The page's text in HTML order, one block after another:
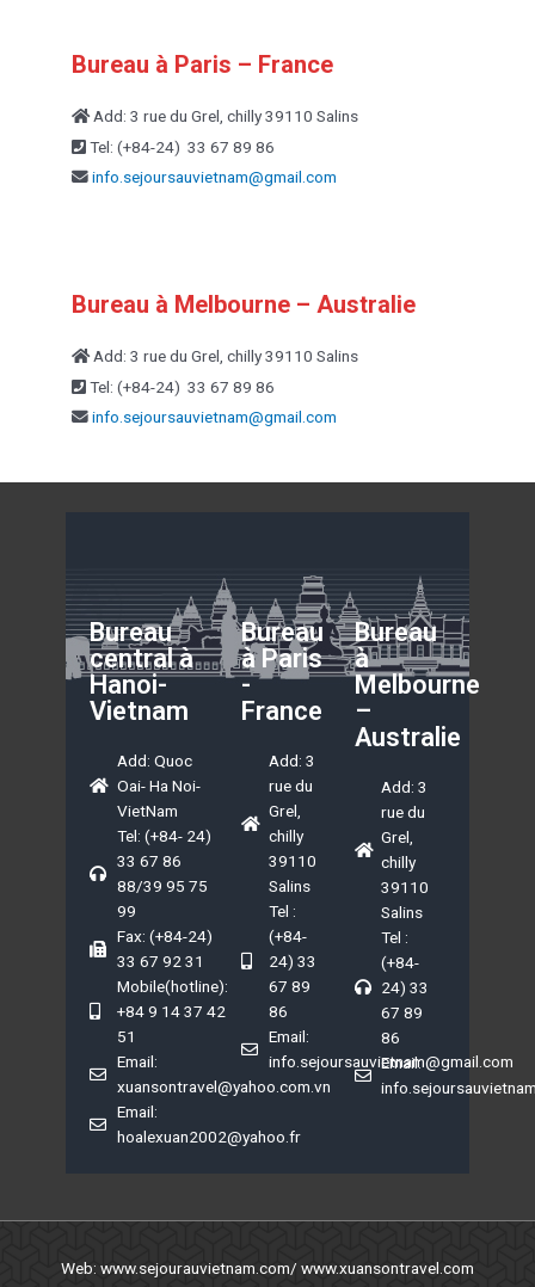
Bureau à Paris – France
Add: 3 rue du Grel, chilly 39110 Salins
Tel: (+84-24) 33 67 89 86
info.sejoursauvietnam@gmail.com
Bureau à Melbourne – Australie
Add: 3 rue du Grel, chilly 39110 Salins
Tel: (+84-24) 33 67 89 86
info.sejoursauvietnam@gmail.com
Bureau
central à
Hanoi-
Vietnam
Add: Quoc
Oai- Ha Noi-
VietNam
Tel: (+84- 24)
33 67 86
88/39 95 75
99
Fax: (+84-24)
33 67 92 31
Mobile(hotline):
+84 9 14 37 42
51
Email:
xuansontravel@yahoo.com.vn
Email:
hoalexuan2002@yahoo.fr
Bureau
à Paris
-
France
Add: 3
rue du
Grel,
chilly
39110
Salins
Tel :
(+84-
24) 33
67 89
86
Email:
info.sejoursauvietnam@gmail.com
Bureau
à
Melbourne
–
Australie
Add: 3
rue du
Grel,
chilly
39110
Salins
Tel :
(+84-
24) 33
67 89
86
Email:
Web: www.sejourauvietnam.com/ www.xuansontravel.com